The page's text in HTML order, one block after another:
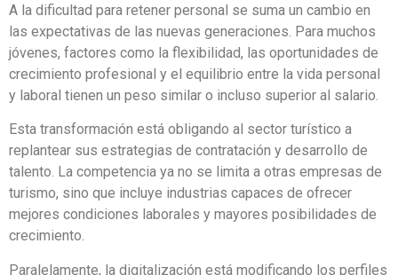
A la dificultad para retener personal se suma un cambio en
las expectativas de las nuevas generaciones. Para muchos
jóvenes, factores como la flexibilidad, las oportunidades de
crecimiento profesional y el equilibrio entre la vida personal
y laboral tienen un peso similar o incluso superior al salario.
Esta transformación está obligando al sector turístico a
replantear sus estrategias de contratación y desarrollo de
talento. La competencia ya no se limita a otras empresas de
turismo, sino que incluye industrias capaces de ofrecer
mejores condiciones laborales y mayores posibilidades de
crecimiento.
Paralelamente, la digitalización está modificando los perfiles